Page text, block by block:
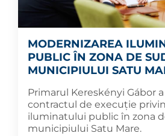
MODERNIZAREA
PUBLIC ÎN ZONA DE
MUNICIPIULUI SATU
Primarul Kereskényi Gábor
contractul de execuție
iluminatului public în zona
municipiului Satu Mare.